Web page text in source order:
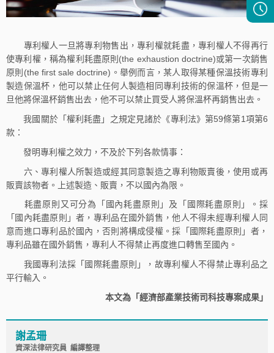
專利權人一旦將專利物售出，專利權就耗盡，專利權人不得再行
使專利權，稱為權利耗盡原則(the exhaustion doctrine)或第一次銷售
原則(the first sale doctrine)。舉例而言，某人取得某種保溫技術專利
製造保溫杯，他可以禁止任何人製造相同專利技術的保溫杯，但是一
旦他將保溫杯銷售出去，他不可以禁止買受人將保溫杯再銷售出去。
我國關於「權利耗盡」之規定見諸於《專利法》第59條第1項第6
款：
發明專利權之效力，不及於下列各款情事：
六、專利權人所製造或經其同意製造之專利物販賣後，使用或再
販賣該物者。上述製造、販賣，不以國內為限。
耗盡原則又可分為「國內耗盡原則」及「國際耗盡原則」。採
「國內耗盡原則」者，專利品在國外銷售，他人不得未經專利權人同
意而進口專利品於國內，否則將構成侵權。採「國際耗盡原則」者，
專利品雖在國外銷售，專利人不得禁止再度進口轉售至國內。
我國專利法採「國際耗盡原則」，故專利權人不得禁止專利品之
平行輸入。
本文為「經濟部產業技術司科技專案成果」
謝孟珊
資深法律研究員 編譯整理